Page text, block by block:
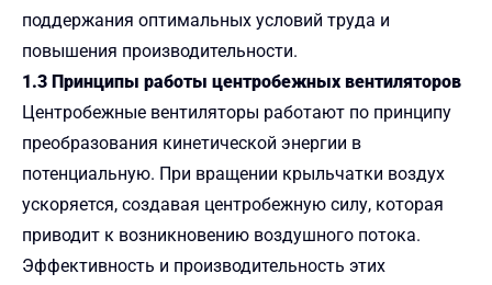
поддержания оптимальных условий труда и
повышения производительности.
1.3 Принципы работы центробежных вентиляторов
Центробежные вентиляторы работают по принципу
преобразования кинетической энергии в
потенциальную. При вращении крыльчатки воздух
ускоряется, создавая центробежную силу, которая
приводит к возникновению воздушного потока.
Эффективность и производительность этих